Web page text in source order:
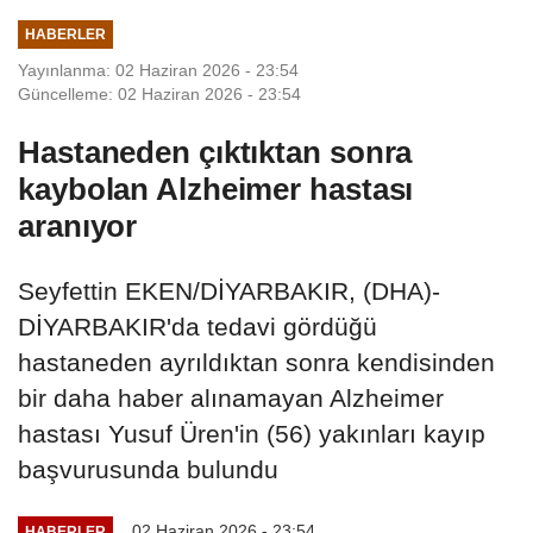
HABERLER
Yayınlanma: 02 Haziran 2026 - 23:54
Güncelleme: 02 Haziran 2026 - 23:54
Hastaneden çıktıktan sonra
kaybolan Alzheimer hastası
aranıyor
Seyfettin EKEN/DİYARBAKIR, (DHA)-
DİYARBAKIR'da tedavi gördüğü
hastaneden ayrıldıktan sonra kendisinden
bir daha haber alınamayan Alzheimer
hastası Yusuf Üren'in (56) yakınları kayıp
başvurusunda bulundu